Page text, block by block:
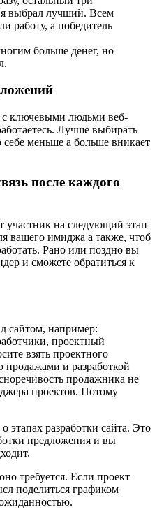
выбрал лучший. Всем
работу, а победитель
больше денег, но
с ключевыми людьми веб-
Лучше выбирать
меньше а больше вникает
после каждого
участник на следующий этап
вашего имиджа а также, чтоб
Рано или поздно вы
и сможете обратиться к
сайтом, например:
проектный
взять проектного
продажами и разработкой
продажника не
проектов. Потому
этапах разработки сайта. Это
предложения и вы
требуется. Если проект
поделиться графиком